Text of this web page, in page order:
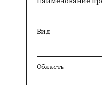
Вид
Область